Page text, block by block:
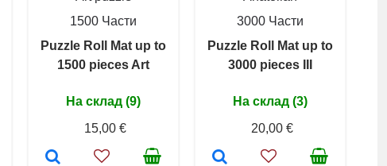
1500 Части
Puzzle Roll Mat up to
1500 pieces Art
На склад (9)
15,00 €
3000 Части
Puzzle Roll Mat up to
3000 pieces III
На склад (3)
20,00 €